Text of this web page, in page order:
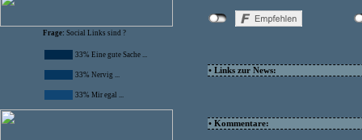
Frage: Social Links sind ?
33% Eine gute Sache ...
33% Nervig ...
33% Mir egal ...
• Links zur News:
• Kommentare: